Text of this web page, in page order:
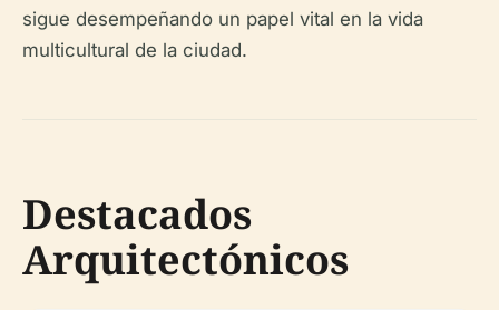
sigue desempeñando un papel vital en la vida
multicultural de la ciudad.
Destacados
Arquitectónicos